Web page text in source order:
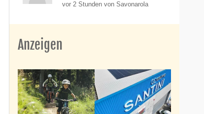
vor 2 Stunden von Savonarola
Anzeigen